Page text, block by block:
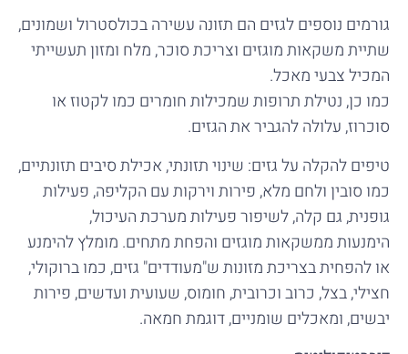
גורמים נוספים לגזים הם תזונה עשירה בכולסטרול ושמונים,
שתיית משקאות מוגזים וצריכת סוכר, מלח ומזון תעשייתי
המכיל צבעי מאכל.
כמו כן, נטילת תרופות שמכילות חומרים כמו לקטוז או
סוכרוז, עלולה להגביר את הגזים.
טיפים להקלה על גזים: שינוי תזונתי, אכילת סיבים תזונתיים,
כמו סובין ולחם מלא, פירות וירקות עם הקליפה, פעילות
גופנית, גם קלה, לשיפור פעילות מערכת העיכול,
הימנעות ממשקאות מוגזים והפחת מתחים. מומלץ להימנע
או להפחית בצריכת מזונות ש"מעודדים" גזים, כמו ברוקולי,
חצילי, בצל, כרוב וכרובית, חומוס, שעועית ועדשים, פירות
יבשים, ומאכלים שומניים, דוגמת חמאה.